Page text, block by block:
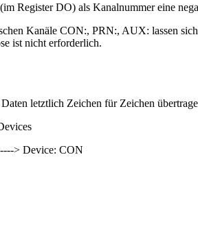
Register DO) als Kanalnummer eine
Kanäle CON:, PRN:, AUX: lassen
ist nicht erforderlich.
letztlich Zeichen für Zeichen
> Device: CON